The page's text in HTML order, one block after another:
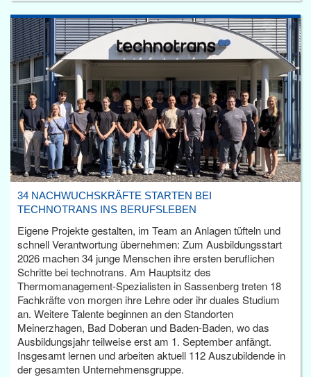
34 NACHWUCHSKRÄFTE STARTEN BEI
TECHNOTRANS INS BERUFSLEBEN
Eigene Projekte gestalten, im Team an Anlagen tüfteln und
schnell Verantwortung übernehmen: Zum Ausbildungsstart
2026 machen 34 junge Menschen ihre ersten beruflichen
Schritte bei technotrans. Am Hauptsitz des
Thermomanagement-Spezialisten in Sassenberg treten 18
Fachkräfte von morgen ihre Lehre oder ihr duales Studium
an. Weitere Talente beginnen an den Standorten
Meinerzhagen, Bad Doberan und Baden-Baden, wo das
Ausbildungsjahr teilweise erst am 1. September anfängt.
Insgesamt lernen und arbeiten aktuell 112 Auszubildende in
der gesamten Unternehmensgruppe.